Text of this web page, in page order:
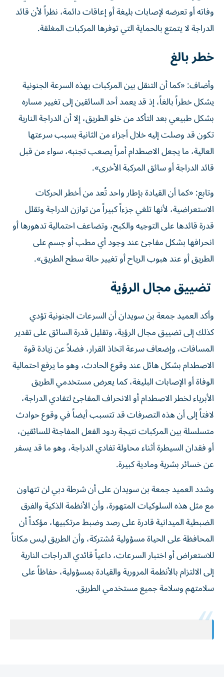
وفاته أو تعرضه لإصابات بليغة أو إعاقات دائمة، نظراً لأن قائد
الدراجة لا يتمتع بالحماية التي توفرها المركبات المغلقة.
خطر بالغ
وأضاف: «كما أن التنقل بين المركبات بهذه السرعة الجنونية
يشكل خطراً بالغاً، إذ قد يعمد أحد السائقين إلى تغيير مساره
بشكل طبيعي بعد التأكد من خلو الطريق، إلا أن الدراجة النارية
تكون قد وصلت إليه خلال أجزاء من الثانية بسبب سرعتها
العالية، ما يجعل الاصطدام أمراً يصعب تجنبه، سواء من قبل
قائد الدراجة أو سائق المركبة الأخرى».
وتابع: «كما أن القيادة بإطار واحد تُعد من أخطر الحركات
الاستعراضية، لأنها تلغي جزءاً كبيراً من توازن الدراجة وتقلل
قدرة قائدها على التوجيه والكبح، وتضاعف احتمالية تدهورها أو
انحرافها بشكل مفاجئ عند وجود أي مطب أو جسم على
الطريق أو عند هبوب الرياح أو تغيير حالة سطح الطريق».
تضييق مجال الرؤية
وأكد العميد جمعة بن سويدان أن السرعات الجنونية تؤدي
كذلك إلى تضييق مجال الرؤية، وتقليل قدرة السائق على تقدير
المسافات، وإضعاف سرعة اتخاذ القرار، فضلاً عن زيادة قوة
الاصطدام بشكل هائل عند وقوع الحادث، وهو ما يرفع احتمالية
الوفاة أو الإصابات البليغة، كما يعرض مستخدمي الطريق
الأبرياء لخطر الاصطدام أو الانحراف المفاجئ لتفادي الدراجة،
لافتاً إلى أن هذه التصرفات قد تتسبب أيضاً في وقوع حوادث
متسلسلة بين المركبات نتيجة ردود الفعل المفاجئة للسائقين،
أو فقدان السيطرة أثناء محاولة تفادي الدراجة، وهو ما قد يسفر
عن خسائر بشرية ومادية كبيرة.
وشدد العميد جمعة بن سويدان على أن شرطة دبي لن تتهاون
مع مثل هذه السلوكيات المتهورة، وأن الأنظمة الذكية والفرق
الضبطية الميدانية قادرة على رصد وضبط مرتكبيها، مؤكداً أن
المحافظة على الحياة مسؤولية مُشتركة، وأن الطريق ليس مكاناً
للاستعراض أو اختبار السرعات، داعياً قائدي الدراجات النارية
إلى الالتزام بالأنظمة المرورية والقيادة بمسؤولية، حفاظاً على
سلامتهم وسلامة جميع مستخدمي الطريق.